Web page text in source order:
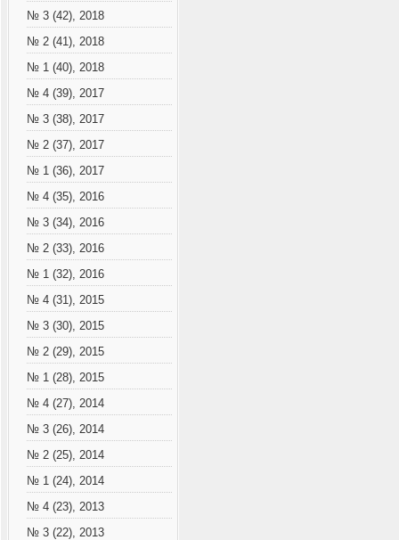
№ 3 (42), 2018
№ 2 (41), 2018
№ 1 (40), 2018
№ 4 (39), 2017
№ 3 (38), 2017
№ 2 (37), 2017
№ 1 (36), 2017
№ 4 (35), 2016
№ 3 (34), 2016
№ 2 (33), 2016
№ 1 (32), 2016
№ 4 (31), 2015
№ 3 (30), 2015
№ 2 (29), 2015
№ 1 (28), 2015
№ 4 (27), 2014
№ 3 (26), 2014
№ 2 (25), 2014
№ 1 (24), 2014
№ 4 (23), 2013
№ 3 (22), 2013